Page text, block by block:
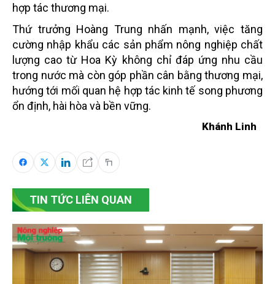
hợp tác thương mại.
Thứ trưởng Hoàng Trung nhấn mạnh, việc tăng
cường nhập khẩu các sản phẩm nông nghiệp chất
lượng cao từ Hoa Kỳ không chỉ đáp ứng nhu cầu
trong nước mà còn góp phần cân bằng thương mại,
hướng tới mối quan hệ hợp tác kinh tế song phương
ổn định, hài hòa và bền vững.
Khánh Linh
TIN TỨC LIÊN QUAN